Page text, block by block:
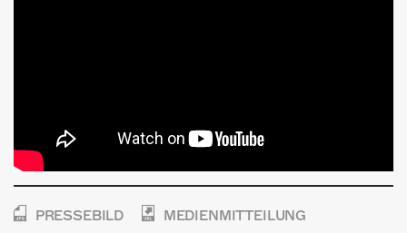
PRESSEBILD MEDIENMITTEILUNG